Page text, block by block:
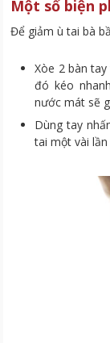
Một số biện
Để giảm ù tai bà
Xòe 2 bàn
đó kéo
nước mát sẽ
Dùng tay
tai một vài